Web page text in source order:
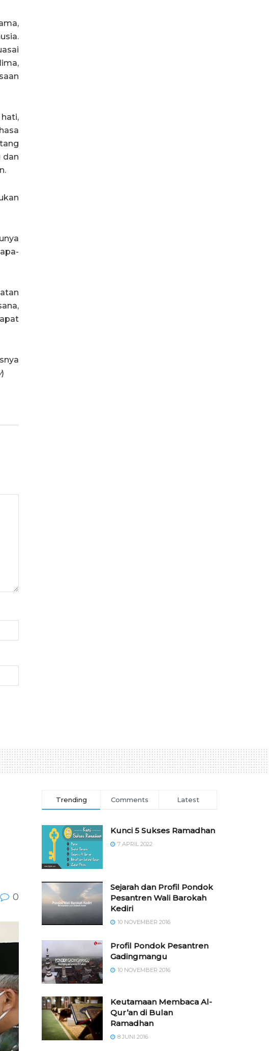
dan
)
0
Trending Comments Latest
Kunci 5 Sukses Ramadhan
7 APRIL 2022
Sejarah dan Profil Pondok
Pesantren Wali Barokah
Kediri
10 NOVEMBER 2016
⁠⁠⁠Profil Pondok Pesantren
Gadingmangu
10 NOVEMBER 2016
Keutamaan Membaca Al-
Qur’an di Bulan
Ramadhan
8 JUNI 2016